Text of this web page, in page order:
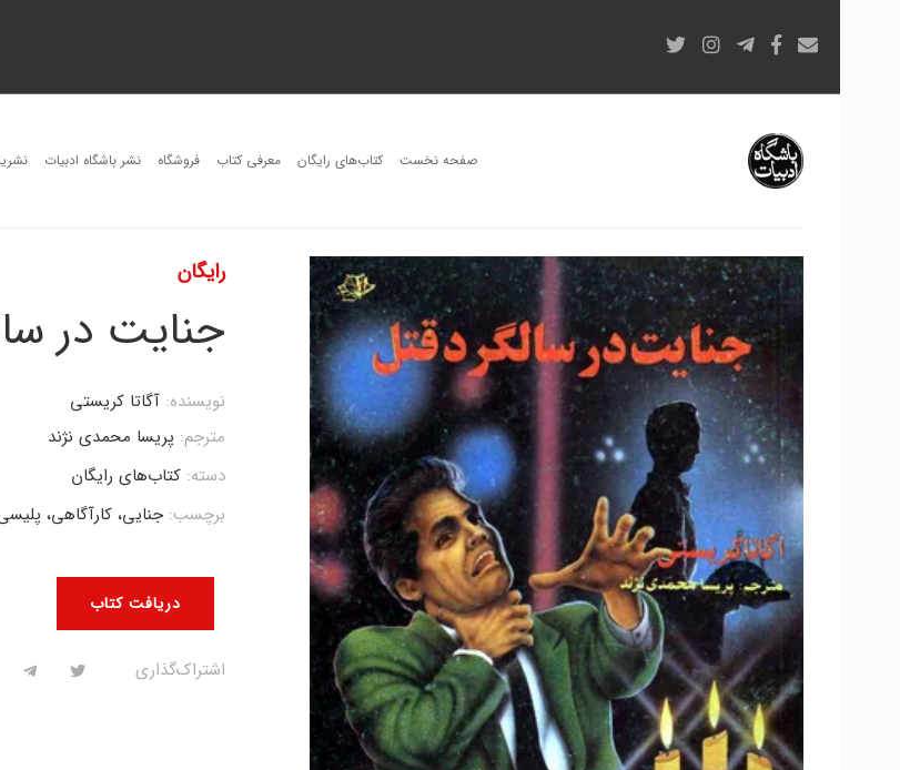
صفحه نخست کتاب‌های رایگان معرفی کتاب فروشگاه نشر باشگاه ادبیات
رایگان
جنایت در
دریافت کتاب
نویسنده:آگاتا کریستی
مترجم: پریسا محمدی نژند
دسته: کتاب‌های رایگان
برچسب: جنایی، کارآگاهی،
اشتراک‌گذاری